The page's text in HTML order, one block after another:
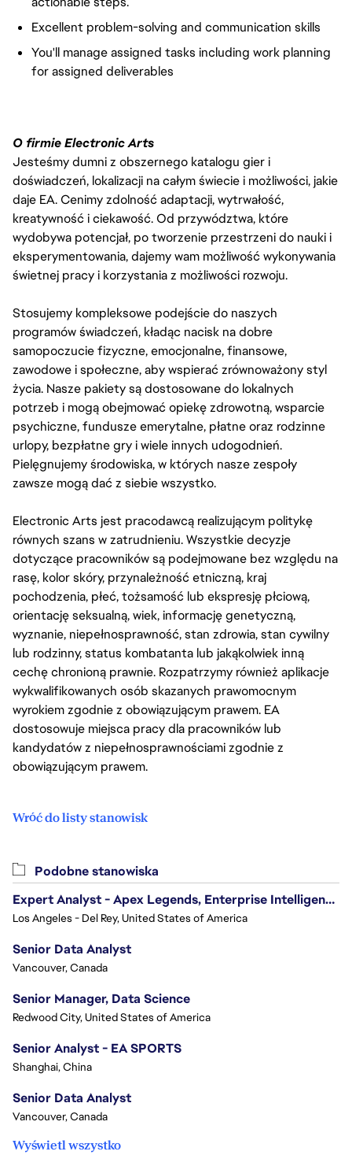
Excellent problem-solving and communication skills
You'll manage assigned tasks including work planning
for assigned deliverables
O firmie Electronic Arts
Jesteśmy dumni z obszernego katalogu gier i
doświadczeń, lokalizacji na całym świecie i możliwości, jakie
daje EA. Cenimy zdolność adaptacji, wytrwałość,
kreatywność i ciekawość. Od przywództwa, które
wydobywa potencjał, po tworzenie przestrzeni do nauki i
eksperymentowania, dajemy wam możliwość wykonywania
świetnej pracy i korzystania z możliwości rozwoju.
Stosujemy kompleksowe podejście do naszych
programów świadczeń, kładąc nacisk na dobre
samopoczucie fizyczne, emocjonalne, finansowe,
zawodowe i społeczne, aby wspierać zrównoważony styl
życia. Nasze pakiety są dostosowane do lokalnych
potrzeb i mogą obejmować opiekę zdrowotną, wsparcie
psychiczne, fundusze emerytalne, płatne oraz rodzinne
urlopy, bezpłatne gry i wiele innych udogodnień.
Pielęgnujemy środowiska, w których nasze zespoły
zawsze mogą dać z siebie wszystko.
Electronic Arts jest pracodawcą realizującym politykę
równych szans w zatrudnieniu. Wszystkie decyzje
dotyczące pracowników są podejmowane bez względu na
rasę, kolor skóry, przynależność etniczną, kraj
pochodzenia, płeć, tożsamość lub ekspresję płciową,
orientację seksualną, wiek, informację genetyczną,
wyznanie, niepełnosprawność, stan zdrowia, stan cywilny
lub rodzinny, status kombatanta lub jakąkolwiek inną
cechę chronioną prawnie. Rozpatrzymy również aplikacje
wykwalifikowanych osób skazanych prawomocnym
wyrokiem zgodnie z obowiązującym prawem. EA
dostosowuje miejsca pracy dla pracowników lub
kandydatów z niepełnosprawnościami zgodnie z
obowiązującym prawem.
Wróć do listy stanowisk
Podobne stanowiska
Expert Analyst - Apex Legends, Enterprise Intelligence (EI)
Los Angeles - Del Rey, United States of America
Senior Data Analyst
Vancouver, Canada
Senior Manager, Data Science
Redwood City, United States of America
Senior Analyst - EA SPORTS
Shanghai, China
Senior Data Analyst
Vancouver, Canada
Wyświetl wszystko